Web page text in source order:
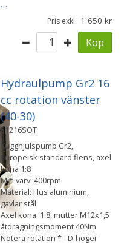
…
Pris exkl. 1 650
Köp
Hydraulpump Gr2 16
cc rotation vänster
(40-30)
51216SOT
Kugghjulspump Gr2,
Europeisk standard flens, axel
kona 1:8
Min varv: 400rpm
Material: Hus aluminium,
gavlar stål
Axel kona: 1:8, mutter M12x1,5
åtdragningsmoment 40Nm
Notera rotation *= D-höger